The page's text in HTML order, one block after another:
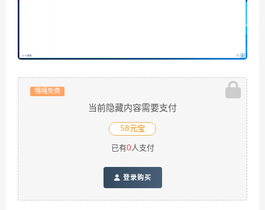
嘎嘎免费
当前隐藏内容需要支付
58元宝
已有0人支付
登录购买